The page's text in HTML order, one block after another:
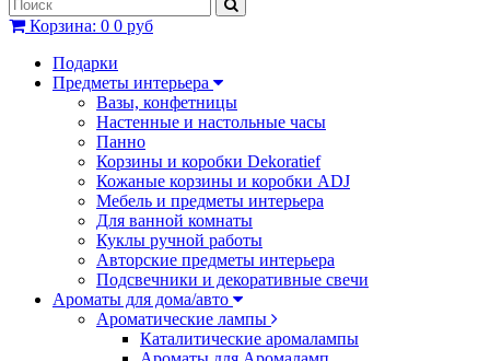
Корзина: 0 0 руб
Подарки
Предметы интерьера
Вазы, конфетницы
Настенные и настольные часы
Панно
Корзины и коробки Dekoratief
Кожаные корзины и коробки ADJ
Мебель и предметы интерьера
Для ванной комнаты
Куклы ручной работы
Авторские предметы интерьера
Подсвечники и декоративные свечи
Ароматы для дома/авто
Ароматические лампы
Каталитические аромалампы